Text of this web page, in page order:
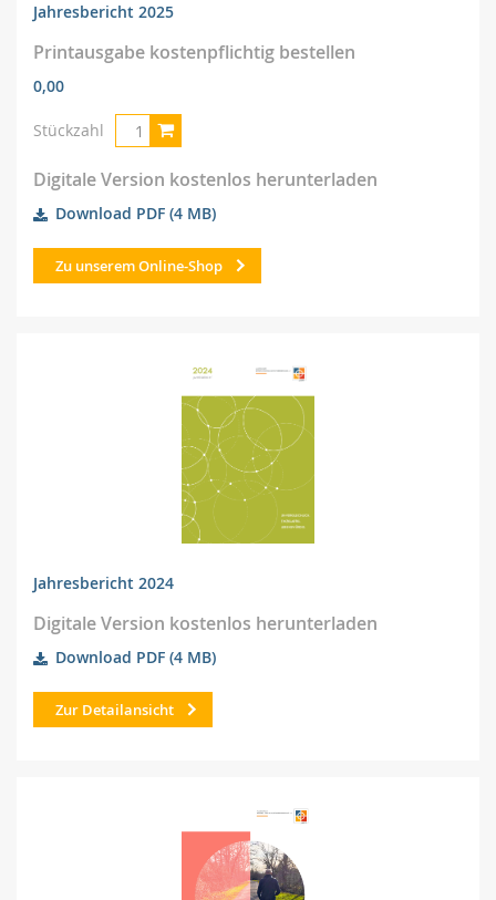
Jahresbericht 2025
Printausgabe kostenpflichtig bestellen
0,00
Stückzahl
Digitale Version kostenlos herunterladen
Download PDF (4 MB)
Zu unserem Online-Shop
Jahresbericht 2024
Digitale Version kostenlos herunterladen
Download PDF (4 MB)
Zur Detailansicht